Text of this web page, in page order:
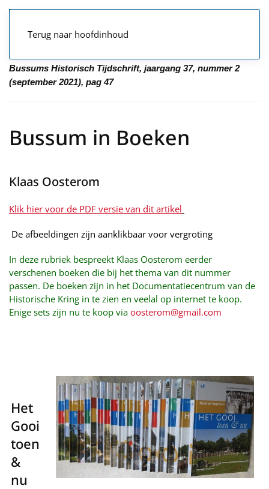
Terug naar hoofdinhoud
Bussums Historisch Tijdschrift, jaargang 37, nummer 2
(september 2021), pag 47
Bussum in Boeken
Klaas Oosterom
Klik hier voor de PDF versie van dit artikel
De afbeeldingen zijn aanklikbaar voor vergroting
In deze rubriek bespreekt Klaas Oosterom eerder
verschenen boeken die bij het thema van dit nummer
passen. De boeken zijn in het Documentatiecentrum van de
Historische Kring in te zien en veelal op internet te koop.
Enige sets zijn nu te koop via oosterom@gmail.com
Het
Gooi
toen
&
nu